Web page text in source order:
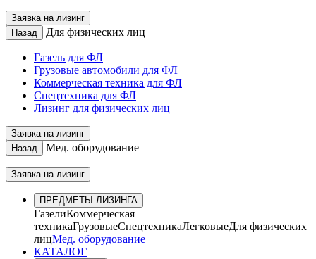
Заявка на лизинг
Назад
Для физических лиц
Газель для ФЛ
Грузовые автомобили для ФЛ
Коммерческая техника для ФЛ
Спецтехника для ФЛ
Лизинг для физических лиц
Заявка на лизинг
Назад
Мед. оборудование
Заявка на лизинг
ПРЕДМЕТЫ ЛИЗИНГА
ГазелиКоммерческая
техникаГрузовыеСпецтехникаЛегковыеДля физических
лицМед. оборудование
КАТАЛОГ